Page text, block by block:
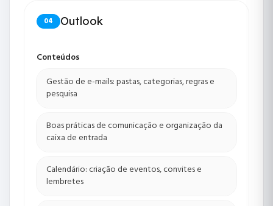
04 Outlook
Conteúdos
Gestão de e-mails: pastas, categorias, regras e
pesquisa
Boas práticas de comunicação e organização da
caixa de entrada
Calendário: criação de eventos, convites e
lembretes